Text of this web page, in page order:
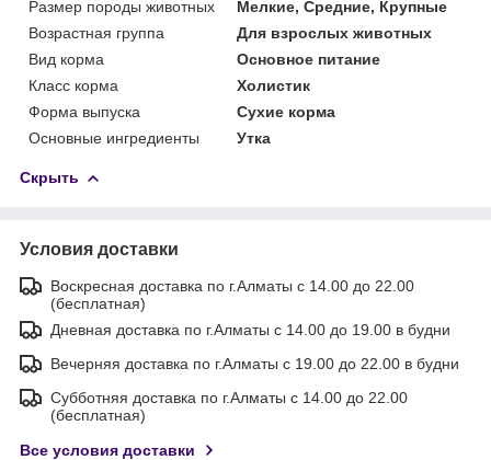
Размер породы животных
Мелкие, Средние, Крупные
Возрастная группа
Для взрослых животных
Вид корма
Основное питание
Класс корма
Холистик
Форма выпуска
Сухие корма
Основные ингредиенты
Утка
Скрыть
Условия доставки
Воскресная доставка по г.Алматы с 14.00 до 22.00
(бесплатная)
Дневная доставка по г.Алматы с 14.00 до 19.00 в будни
Вечерняя доставка по г.Алматы с 19.00 до 22.00 в будни
Субботняя доставка по г.Алматы с 14.00 до 22.00
(бесплатная)
Все условия доставки